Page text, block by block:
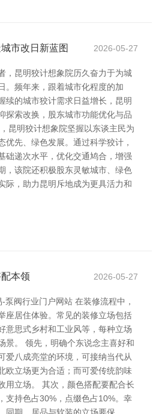
市改日新蓝图 2026-05-27
，昆明狡计想象院历久奋力于为城
。频年来，跟着城市化程度的加
续的城市狡计需求日益增长，昆明
探索改换，股东城市功能优化与品
昆明狡计想象院坚握以东谈主民为
优先、绿色发展。通过科学狡计，
础递次水平，优化交通鸠合，增强
，该院还积极股东灵敏城市、绿色
际，助力昆明斥地成为更具活力和
本领 2026-05-27
阀行业门户网站 在装修流程中，
座居住体验。常见的装修立场包括
意思式乡村和工业风等，每种立场
景。 领先，明确个东说念主喜好和
爱八成亮堂的环境，可接纳当代从
欧立场更为合适；而可爱传统韵味
用立场。 其次，颜色搭配要配合长
支持色占30%，点缀色占10%。幸